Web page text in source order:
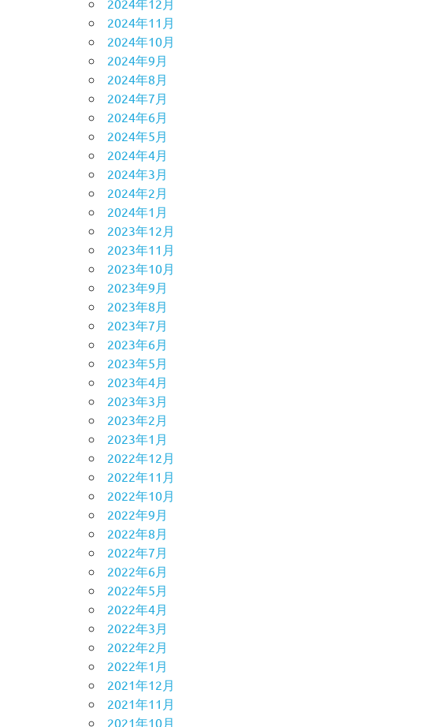
2024年11月
2024年10月
2024年9月
2024年8月
2024年7月
2024年6月
2024年5月
2024年4月
2024年3月
2024年2月
2024年1月
2023年12月
2023年11月
2023年10月
2023年9月
2023年8月
2023年7月
2023年6月
2023年5月
2023年4月
2023年3月
2023年2月
2023年1月
2022年12月
2022年11月
2022年10月
2022年9月
2022年8月
2022年7月
2022年6月
2022年5月
2022年4月
2022年3月
2022年2月
2022年1月
2021年12月
2021年11月
2021年10月